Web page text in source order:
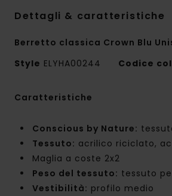
Dettagli & caratteristiche
Berretto classica Crown Blu
Style ELYHA00244 Codice
Caratteristiche
Conscious by Nature:
Tessuto: acrilico riciclato,
Maglia a coste 2x2
Peso del tessuto: tessuto
Vestibilità: profilo medio